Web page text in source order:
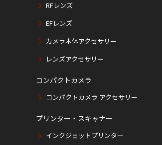
RFレンズ
EFレンズ
カメラ本体アクセサリー
レンズアクセサリー
コンパクトカメラ
コンパクトカメラ アクセサリー
プリンター・スキャナー
インクジェットプリンター